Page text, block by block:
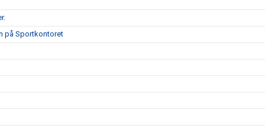
på Sportkontoret